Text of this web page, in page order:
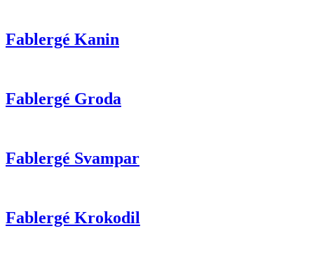
Fablergé Kanin
Fablergé Groda
Fablergé Svampar
Fablergé Krokodil